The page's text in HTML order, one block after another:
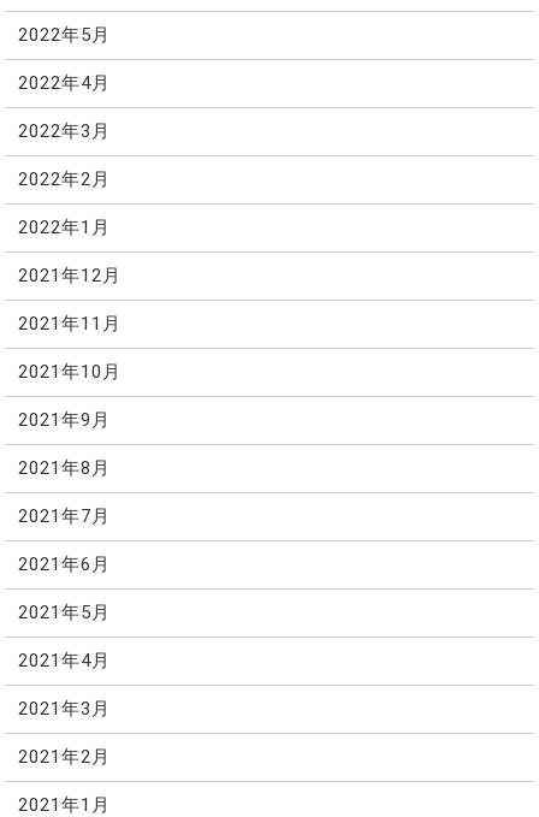
2022年5月
2022年4月
2022年3月
2022年2月
2022年1月
2021年12月
2021年11月
2021年10月
2021年9月
2021年8月
2021年7月
2021年6月
2021年5月
2021年4月
2021年3月
2021年2月
2021年1月